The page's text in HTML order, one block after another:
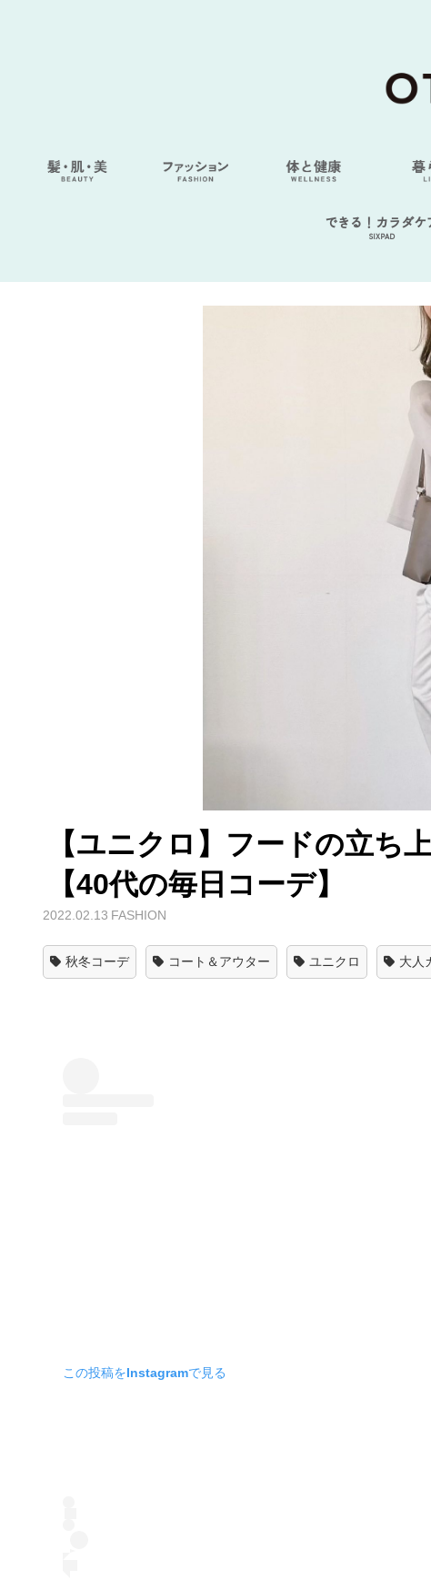
できる！カラダケ
SIXPAD
【ユニクロ】フードの立ち
【40代の毎日コーデ】
2022.02.13 FASHION
秋冬コーデ コート＆アウター ユニクロ 大人
この投稿をInstagramで見る